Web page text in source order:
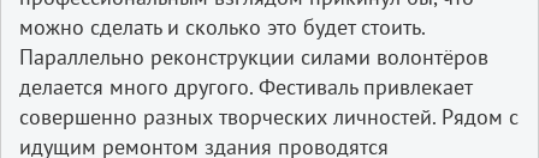
можно сделать и сколько это будет стоить.
Параллельно реконструкции силами волонтёров
делается много другого. Фестиваль привлекает
совершенно разных творческих личностей. Рядом с
идущим ремонтом здания проводятся